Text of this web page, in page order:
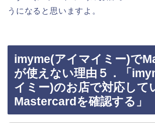
うになると思いますよ。
imyme(アイマイミー)で
が使えない理由５．「
イミー)のお店で対応して
Mastercardを確認する」